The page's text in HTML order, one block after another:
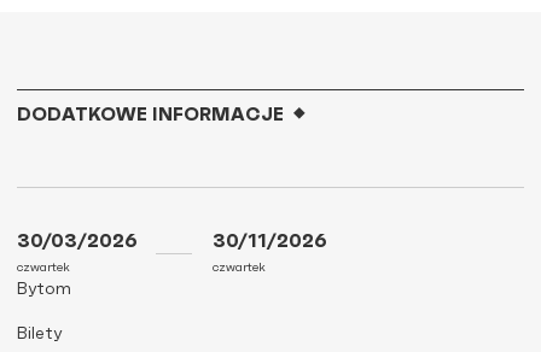
DODATKOWE INFORMACJE
30/03/2026
czwartek
30/11/2026
czwartek
Bytom
Bilety